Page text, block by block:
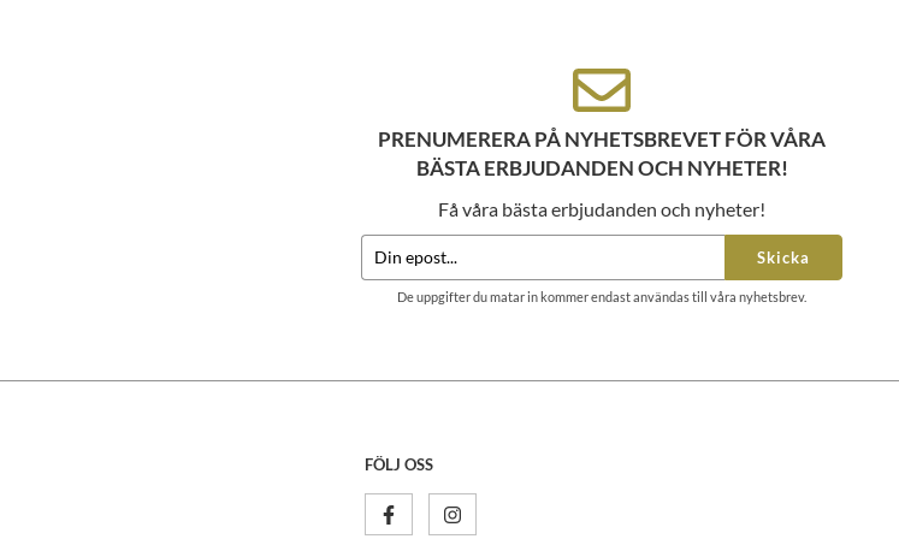
PRENUMERERA PÅ NYHETSBREVET FÖR VÅRA
BÄSTA ERBJUDANDEN OCH NYHETER!
Få våra bästa erbjudanden och nyheter!
Skicka
De uppgifter du matar in kommer endast användas till våra nyhetsbrev.
FÖLJ OSS